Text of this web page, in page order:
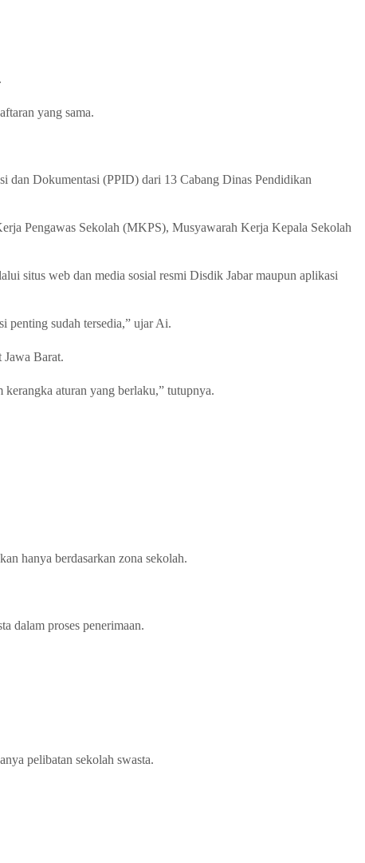
yang sama.
dan Dokumentasi (PPID) dari 13 Cabang Dinas Pendidikan
Pengawas Sekolah (MKPS), Musyawarah Kerja Kepala Sekolah
situs web dan media sosial resmi Disdik Jabar maupun aplikasi
penting sudah tersedia,” ujar Ai.
Jawa Barat.
aturan yang berlaku,” tutupnya.
hanya berdasarkan zona sekolah.
dalam proses penerimaan.
pelibatan sekolah swasta.